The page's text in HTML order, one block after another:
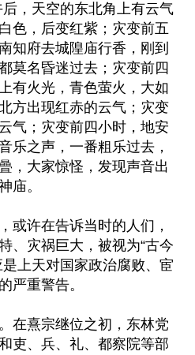
，天空的东北角上有云气
色，后变红紫；灾变前五
知府去城隍庙行香，刚到
莫名昏迷过去；灾变前四
有火光，青色萤火，大如
方出现红赤的云气；灾变
气；灾变前四小时，地安
乐之声，一番粗乐过去，
，大家惊怪，发现声音出
庙。
或许在告诉当时的人们，
、灾祸巨大，被视为“古今
上天对国家政治腐败、宦
严重警告。
在熹宗继位之初，东林党
吏、兵、礼、都察院等部